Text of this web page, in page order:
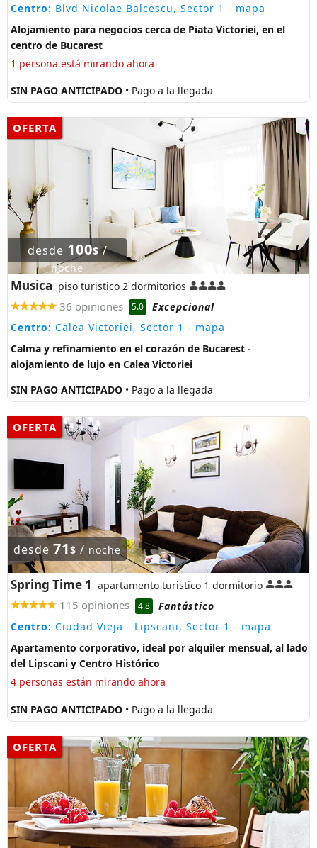
Centro: Blvd Nicolae Balcescu, Sector 1 - mapa
Alojamiento para negocios cerca de Piata Victoriei, en el
centro de Bucarest
1 persona está mirando ahora
SIN PAGO ANTICIPADO • Pago a la llegada
OFERTA
desde 100$/
noche
Musica piso turistico 2 dormitorios
36 opiniones 5.0
Excepcional
Centro: Calea Victoriei, Sector 1 - mapa
Calma y refinamiento en el corazón de Bucarest -
alojamiento de lujo en Calea Victoriei
SIN PAGO ANTICIPADO • Pago a la llegada
OFERTA
desde 71$ / noche
Spring Time 1 apartamento turistico 1 dormitorio
115 opiniones 4.8
Fantástico
Centro: Ciudad Vieja - Lipscani, Sector 1 - mapa
Apartamento corporativo, ideal por alquiler mensual, al lado
del Lipscani y Centro Histórico
4 personas están mirando ahora
SIN PAGO ANTICIPADO • Pago a la llegada
OFERTA